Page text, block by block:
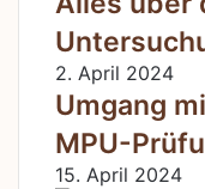
2. April 2024
Umgang
MPU-
15. April 2024